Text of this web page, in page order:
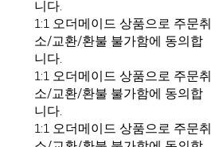
니다.
1:1 오더메이드 상품으로 주문취
소/교환/환불 불가함에 동의합
니다.
1:1 오더메이드 상품으로 주문취
소/교환/환불 불가함에 동의합
니다.
1:1 오더메이드 상품으로 주문취